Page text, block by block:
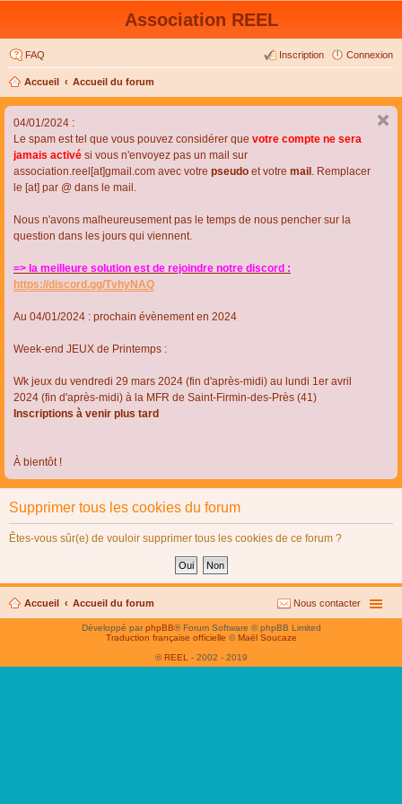
Association REEL
FAQ Connexion
Inscription
Accueil Accueil du forum
04/01/2024 :
Le spam est tel que vous pouvez considérer que votre compte ne sera
jamais activé si vous n'envoyez pas un mail sur
association.reel[at]gmail.com avec votre pseudo et votre mail . Remplacer
le [at] par @ dans le mail.
Nous n'avons malheureusement pas le temps de nous pencher sur la
question dans les jours qui viennent.
=> la meilleure solution est de rejoindre notre discord :
https://discord.gg/TvhyNAQ
Au 04/01/2024 : prochain évènement en 2024
Week-end JEUX de Printemps :
Wk jeux du vendredi 29 mars 2024 (fin d'après-midi) au lundi 1er avril
2024 (fin d'après-midi) à la MFR de Saint-Firmin-des-Près (41)
Inscriptions à venir plus tard
À bientôt !
Supprimer tous les cookies du forum
Êtes-vous sûr(e) de vouloir supprimer tous les cookies de ce forum ?
Accueil Accueil du forum Nous contacter
Développé parphpBB® Forum Software © phpBB Limited
Traduction française officielle © Maël Soucaze
© REEL - 2002 - 2019